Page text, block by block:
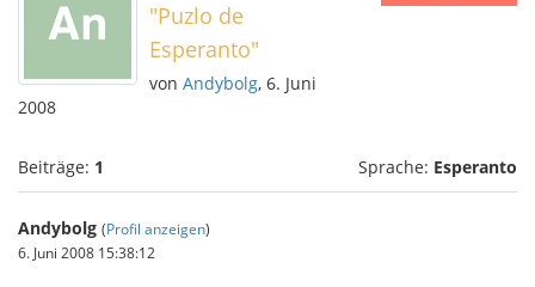
"Puzlo de
Esperanto"
von Andybolg, 6. Juni
2008
Beiträge: 1 Sprache: Esperanto
Andybolg (Profil anzeigen)
6. Juni 2008 15:38:12